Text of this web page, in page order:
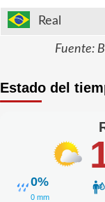
Real
Fuente:
Estado del
0%
0 mm